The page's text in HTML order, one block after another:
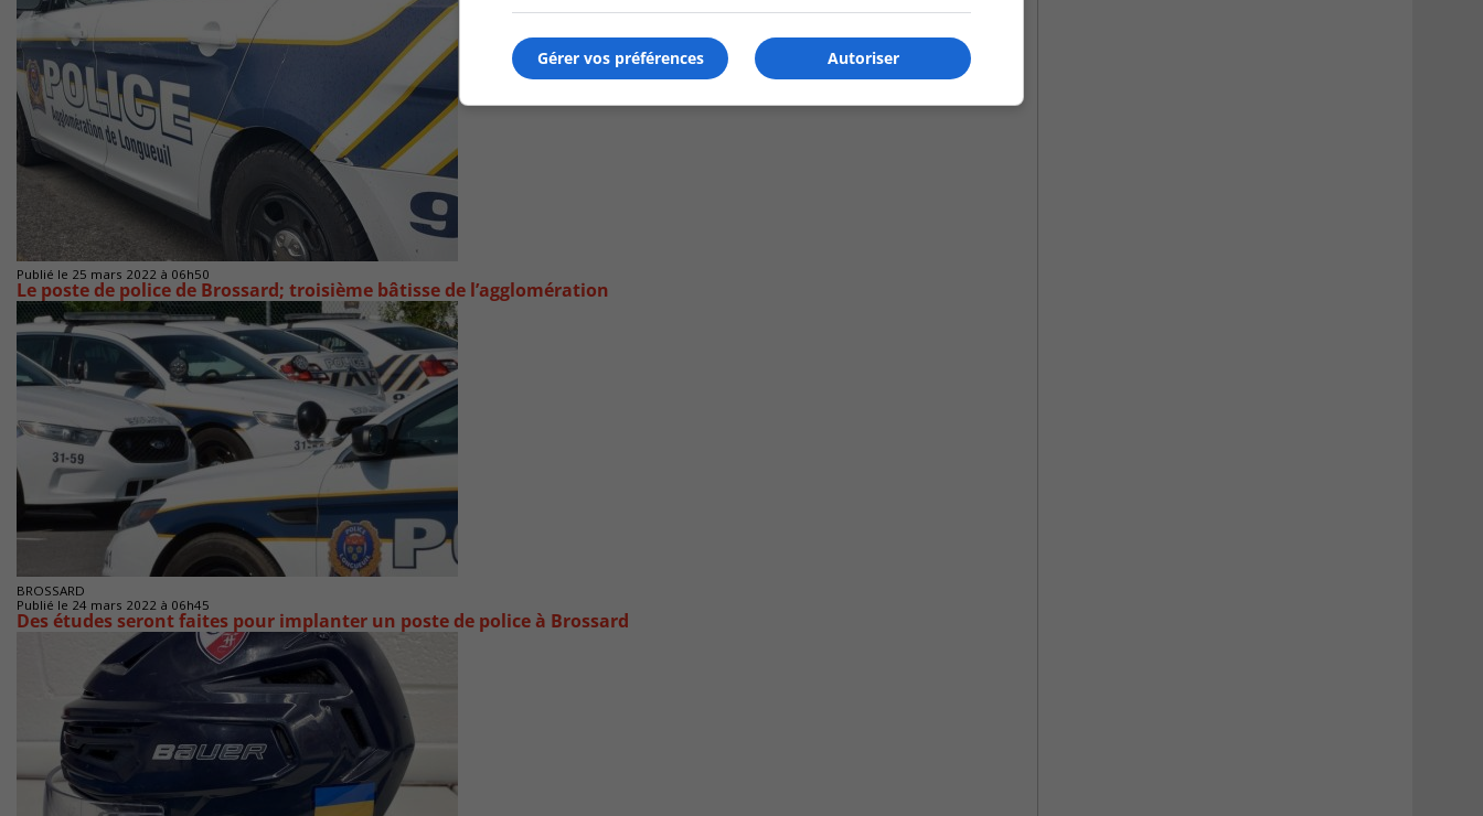
Publié le 25 mars 2022 à 06h50
Le poste de police de Brossard; troisième bâtisse de l’agglomération
BROSSARD
Publié le 24 mars 2022 à 06h45
Des études seront faites pour implanter un poste de police à Brossard
Autoriser
Gérer vos préférences